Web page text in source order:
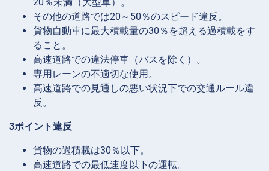
その他の道路では20～50％のスピード違反。
貨物自動車に最大積載量の30％を超える過積載をす
ること。
高速道路での違法停車（バスを除く）。
専用レーンの不適切な使用。
高速道路での見通しの悪い状況下での交通ルール違
反。
3ポイント違反
貨物の過積載は30％以下。
高速道路での最低速度以下の運転。